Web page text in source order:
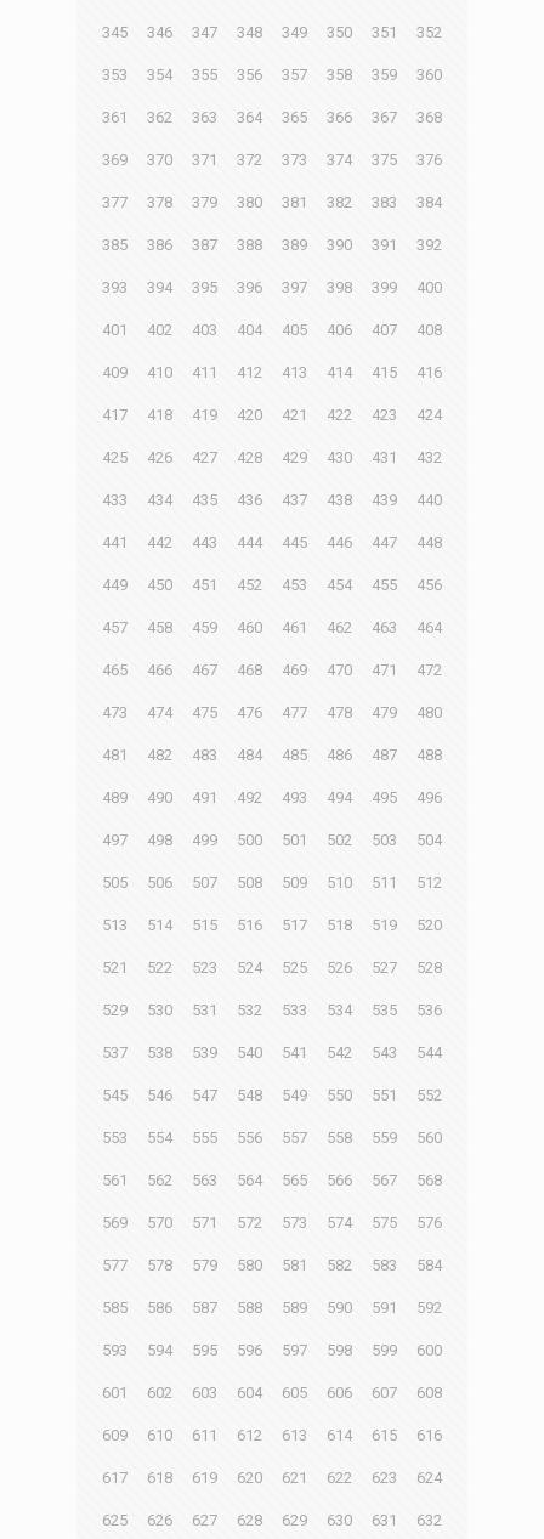
345 346 347 348 349 350 351 352
353 354 355 356 357 358 359 360
361 362 363 364 365 366 367 368
369 370 371 372 373 374 375 376
377 378 379 380 381 382 383 384
385 386 387 388 389 390 391 392
393 394 395 396 397 398 399 400
401 402 403 404 405 406 407 408
409 410 411 412 413 414 415 416
417 418 419 420 421 422 423 424
425 426 427 428 429 430 431 432
433 434 435 436 437 438 439 440
441 442 443 444 445 446 447 448
449 450 451 452 453 454 455 456
457 458 459 460 461 462 463 464
465 466 467 468 469 470 471 472
473 474 475 476 477 478 479 480
481 482 483 484 485 486 487 488
489 490 491 492 493 494 495 496
497 498 499 500 501 502 503 504
505 506 507 508 509 510 511 512
513 514 515 516 517 518 519 520
521 522 523 524 525 526 527 528
529 530 531 532 533 534 535 536
537 538 539 540 541 542 543 544
545 546 547 548 549 550 551 552
553 554 555 556 557 558 559 560
561 562 563 564 565 566 567 568
569 570 571 572 573 574 575 576
577 578 579 580 581 582 583 584
585 586 587 588 589 590 591 592
593 594 595 596 597 598 599 600
601 602 603 604 605 606 607 608
609 610 611 612 613 614 615 616
617 618 619 620 621 622 623 624
625 626 627 628 629 630 631 632